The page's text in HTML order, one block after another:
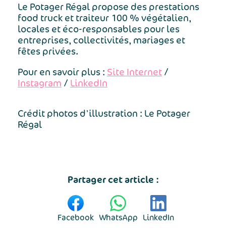
Le Potager Régal propose des prestations
food truck et traiteur 100 % végétalien,
locales et éco-responsables pour les
entreprises, collectivités, mariages et
fêtes privées.
Pour en savoir plus : Site Internet /
Instagram / LinkedIn
Crédit photos d'illustration : Le Potager
Régal
Partager cet article :
Facebook WhatsApp LinkedIn